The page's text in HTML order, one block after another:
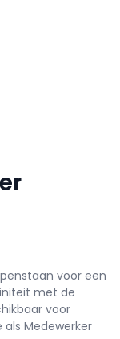
voor een
met de
voor
als Medewerker